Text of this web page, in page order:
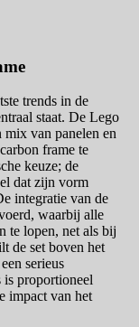
trends in de
staat. De Lego
mix van panelen en
frame te
keuze; de
dat zijn vorm
integratie van de
waarbij alle
te lopen, net als bij
de set boven het
serieus
is proportioneel
impact van het